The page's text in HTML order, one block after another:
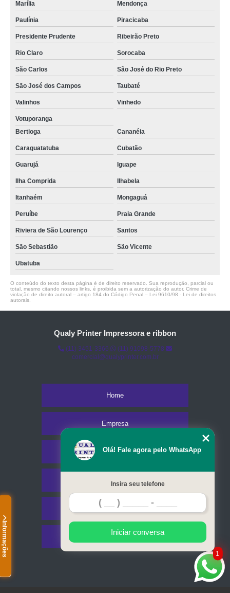
Informações
Marília Mendonça
Paulínia Piracicaba
Presidente Prudente Ribeirão Preto
Rio Claro Sorocaba
São Carlos São José do Rio Preto
São José dos Campos Taubaté
Valinhos Vinhedo
Votuporanga
Bertioga
Cananéia
Caraguatatuba Cubatão
Guarujá Iguape
Ilha Comprida Ilhabela
Itanhaém Mongaguá
Peruíbe Praia Grande
Riviera de São Lourenço Santos
São Sebastião São Vicente
Ubatuba
O conteúdo do texto desta página é de direito reservado. Sua reprodução, parcial ou
total, mesmo citando nossos links, é proibida sem a autorização do autor. Crime de
violação de direito autoral – artigo 184 do Código Penal – Lei 9610/98 - Lei de direitos
autorais
Qualy Printer Impressora e ribbon
(11) 3451-3366
(11) 91098-5778
comercial@qualyprinter.com.br
Home
Empresa
Missão
Serviços
Contato
Mapa do site
1
Olá! Fale agora pelo WhatsApp
Insira seu telefone
Iniciar conversa